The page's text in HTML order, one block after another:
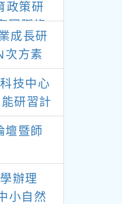
政策研
國際趨
成長研
次方素
技中心
研習計
壇暨師
辦理
小自然